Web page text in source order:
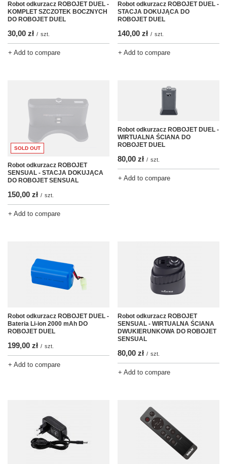
Robot odkurzacz ROBOJET DUEL -
KOMPLET SZCZOTEK BOCZNYCH
DO ROBOJET DUEL
30,00 zł / szt.
+ Add to compare
Robot odkurzacz ROBOJET DUEL -
STACJA DOKUJĄCA DO
ROBOJET DUEL
140,00 zł / szt.
+ Add to compare
SOLD OUT
Robot odkurzacz ROBOJET
SENSUAL - STACJA DOKUJĄCA
DO ROBOJET SENSUAL
150,00 zł / szt.
+ Add to compare
Robot odkurzacz ROBOJET DUEL -
WIRTUALNA ŚCIANA DO
ROBOJET DUEL
80,00 zł / szt.
+ Add to compare
Robot odkurzacz ROBOJET DUEL -
Bateria Li-ion 2000 mAh DO
ROBOJET DUEL
199,00 zł / szt.
+ Add to compare
Robot odkurzacz ROBOJET
SENSUAL - WIRTUALNA ŚCIANA
DWUKIERUNKOWA DO ROBOJET
SENSUAL
80,00 zł / szt.
+ Add to compare